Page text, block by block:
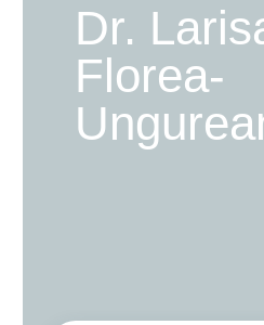
Dr.
Florea-